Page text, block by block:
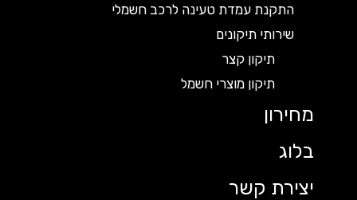
התקנת עמדת טעינה לרכב חשמלי
שירותי תיקונים
תיקון קצר
תיקון מוצרי חשמל
מחירון
בלוג
יצירת קשר